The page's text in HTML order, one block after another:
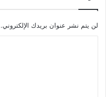
لن يتم نشر عنوان بريدك الإلكتروني.